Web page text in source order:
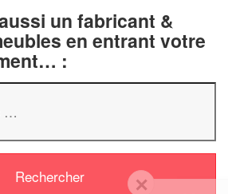
un fabricant &
en entrant votre
: